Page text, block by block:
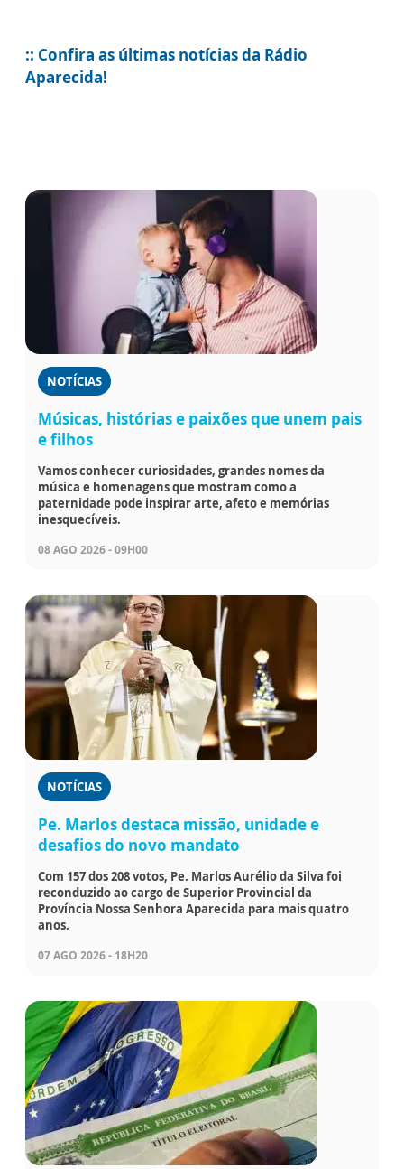
:: Confira as últimas notícias da Rádio
Aparecida!
NOTÍCIAS
Músicas, histórias e paixões que unem pais
e filhos
Vamos conhecer curiosidades, grandes nomes da
música e homenagens que mostram como a
paternidade pode inspirar arte, afeto e memórias
inesquecíveis.
08 AGO 2026 - 09H00
NOTÍCIAS
Pe. Marlos destaca missão, unidade e
desafios do novo mandato
Com 157 dos 208 votos, Pe. Marlos Aurélio da Silva foi
reconduzido ao cargo de Superior Provincial da
Província Nossa Senhora Aparecida para mais quatro
anos.
07 AGO 2026 - 18H20